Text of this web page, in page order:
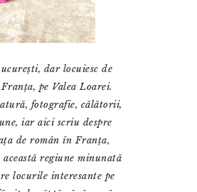
dar locuiesc de
pe Valea Loarei.
fotografie, călătorii,
iar aici scriu despre
de român în Franța,
această regiune minunată
locurile interesante pe